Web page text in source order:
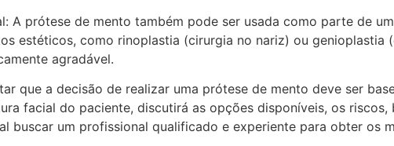
A prótese de mento também pode ser usada como parte de
estéticos, como rinoplastia (cirurgia no nariz) ou genioplastia
agradável.
que a decisão de realizar uma prótese de mento deve ser
facial do paciente, discutirá as opções disponíveis, os
buscar um profissional qualificado e experiente para obter os